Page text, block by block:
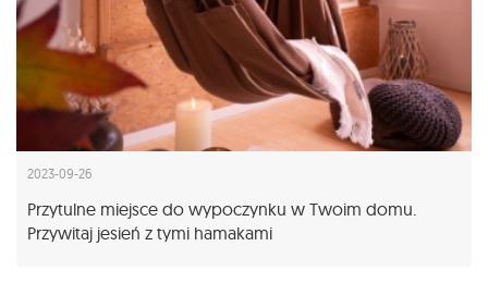
2023-09-26
Przytulne miejsce do wypoczynku w Twoim domu.
Przywitaj jesień z tymi hamakami